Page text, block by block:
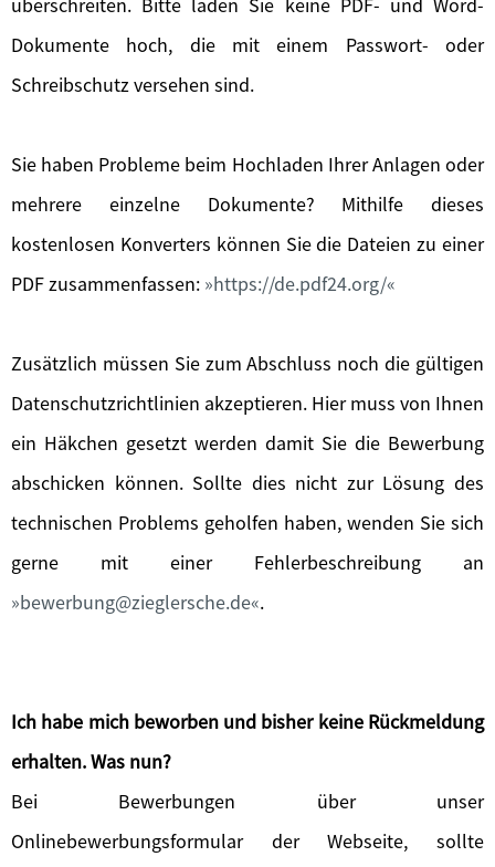
Dokumente hoch, die mit einem Passwort- oder
Schreibschutz versehen sind.
Sie haben Probleme beim Hochladen Ihrer Anlagen oder
mehrere einzelne Dokumente? Mithilfe dieses
kostenlosen Konverters können Sie die Dateien zu einer
PDF zusammenfassen: https://de.pdf24.org/
Zusätzlich müssen Sie zum Abschluss noch die gültigen
Datenschutzrichtlinien akzeptieren. Hier muss von Ihnen
ein Häkchen gesetzt werden damit Sie die Bewerbung
abschicken können. Sollte dies nicht zur Lösung des
technischen Problems geholfen haben, wenden Sie sich
gerne mit einer Fehlerbeschreibung an
bewerbung@zieglersche.de .
Ich habe mich beworben und bisher keine Rückmeldung
erhalten. Was nun?
Bei Bewerbungen über unser
Onlinebewerbungsformular der Webseite, sollte